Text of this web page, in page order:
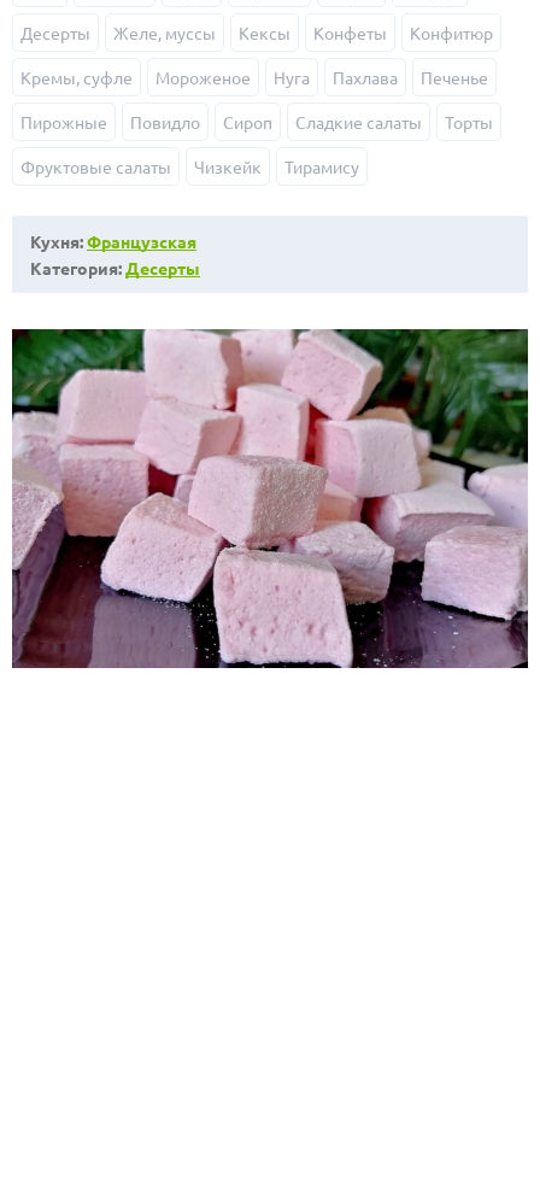
Десерты Желе, муссы Кексы Конфеты Конфитюр
Кремы, суфле Мороженое Нуга Пахлава Печенье
Пирожные Повидло Сироп Сладкие салаты Торты
Фруктовые салаты Чизкейк Тирамису
Кухня:Французская
Категория:Десерты